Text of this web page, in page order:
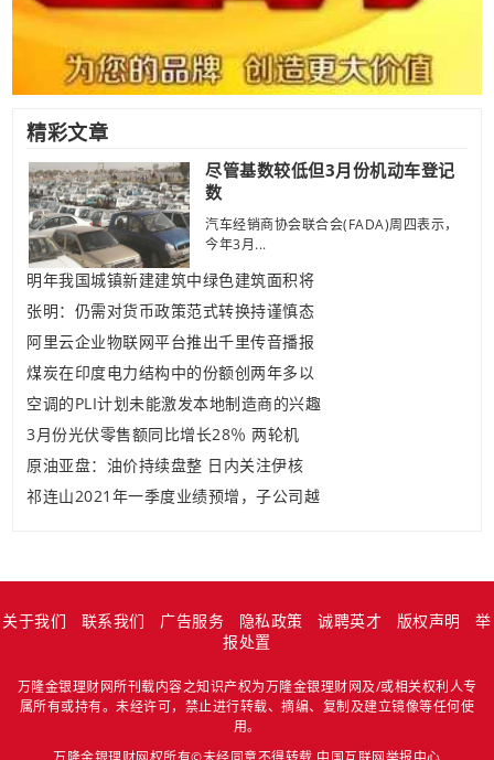
精彩文章
尽管基数较低但3月份机动车登记
数
汽车经销商协会联合会(FADA)周四表示，
今年3月...
明年我国城镇新建建筑中绿色建筑面积将
张明：仍需对货币政策范式转换持谨慎态
阿里云企业物联网平台推出千里传音播报
煤炭在印度电力结构中的份额创两年多以
空调的PLI计划未能激发本地制造商的兴趣
3月份光伏零售额同比增长28％ 两轮机
原油亚盘：油价持续盘整 日内关注伊核
祁连山2021年一季度业绩预增，子公司越
关于我们 联系我们 广告服务 隐私政策 诚聘英才 版权声明
举
报处置
万隆金银理财网所刊载内容之知识产权为万隆金银理财网及/或相关权利人专
属所有或持有。未经许可，禁止进行转载、摘编、复制及建立镜像等任何使
用。